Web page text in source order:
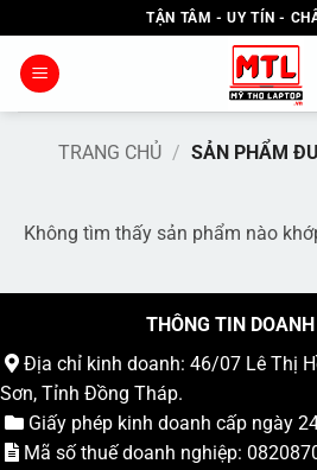
qua
nội
TẬN TÂM - UY TÍN -
TRANG CHỦ / SẢN PHẨM
Không tìm thấy sản phẩm nào
THÔNG TIN
Địa chỉ kinh doanh: 46/07 Lê Thị
Sơn, Tỉnh Đồng Tháp.
Giấy phép kinh doanh cấp ngày
Mã số thuế doanh nghiệp: